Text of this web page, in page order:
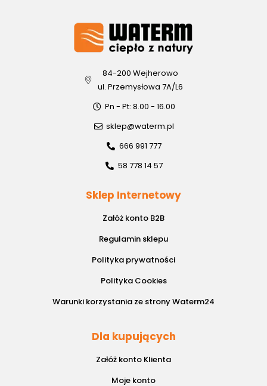
84-200 Wejherowo
ul. Przemysłowa 7A/L6
Pn - Pt: 8.00 - 16.00
sklep@waterm.pl
666 991 777
58 778 14 57
Sklep Internetowy
Załóż konto B2B
Regulamin sklepu
Polityka prywatności
Polityka Cookies
Warunki korzystania ze strony Waterm24
Dla kupujących
Załóż konto Klienta
Moje konto